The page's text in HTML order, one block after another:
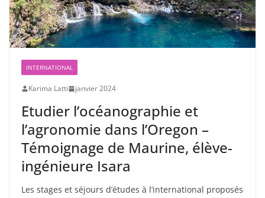
INTERNATIONAL
Karima Latti janvier 2024
Etudier l’océanographie et
l’agronomie dans l’Oregon –
Témoignage de Maurine, élève-
ingénieure Isara
Les stages et séjours d’études à l’international proposés